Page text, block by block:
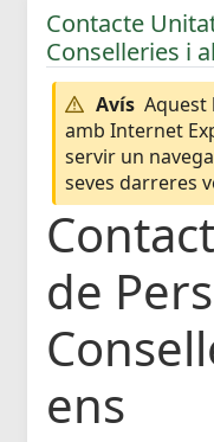
Contacte
Conselleries i
Avís Aquest
amb Internet
servir un
seves darreres
de
ens